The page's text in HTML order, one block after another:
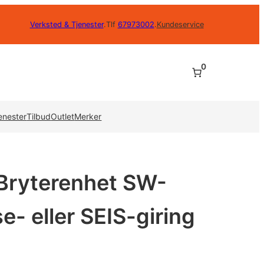
Verksted & Tjenester.Tlf 67973002.Kundeservice
0
TilbudOutletMerker
SW-
eller SEIS-giring